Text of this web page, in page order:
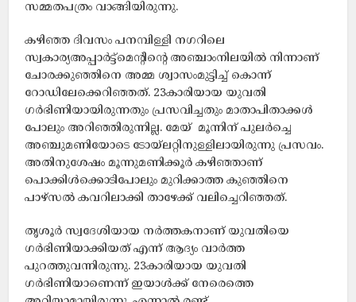
സമ്മതപത്രം വാങ്ങിയിരുന്നു.
കഴിഞ്ഞ ദിവസം പനമ്പിള്ളി നഗറിലെ
സ്വകാര്യഅപ്പാർട്ട്‌മെന്റിന്റെ അഞ്ചാംനിലയിൽ നിന്നാണ്
ചോരക്കുഞ്ഞിനെ അമ്മ ശ്വാസംമുട്ടിച്ച് കൊന്ന്
റോഡിലേക്കെറിഞ്ഞത്. 23കാരിയായ യുവതി
ഗർഭിണിയായിരുന്നതും പ്രസവിച്ചതും മാതാപിതാക്കൾ
പോലും അറിഞ്ഞിരുന്നില്ല. മേയ് ‌ മൂന്നിന് പുലർച്ചെ
അഞ്ചുമണിയോടെ ടോയ്‌ലറ്റിനുള്ളിലായിരുന്നു പ്രസവം.
അതിനുശേഷം മൂന്നുമണിക്കൂർ കഴിഞ്ഞാണ്
പൊക്കിൾക്കൊടിപോലും മുറിക്കാത്ത കുഞ്ഞിനെ
പാഴ്സൽ കവറിലാക്കി താഴേക്ക് വലിച്ചെറിഞ്ഞത്.
തൃശൂർ സ്വദേശിയായ നർത്തകനാണ് യുവതിയെ
ഗ‌ർഭിണിയാക്കിയത് എന്ന് ആദ്യം വാർത്ത
പുറത്തുവന്നിരുന്നു. 23കാരിയായ യുവതി
ഗർഭിണിയാണെന്ന് ഇയാൾക്ക് നേരെത്തെ